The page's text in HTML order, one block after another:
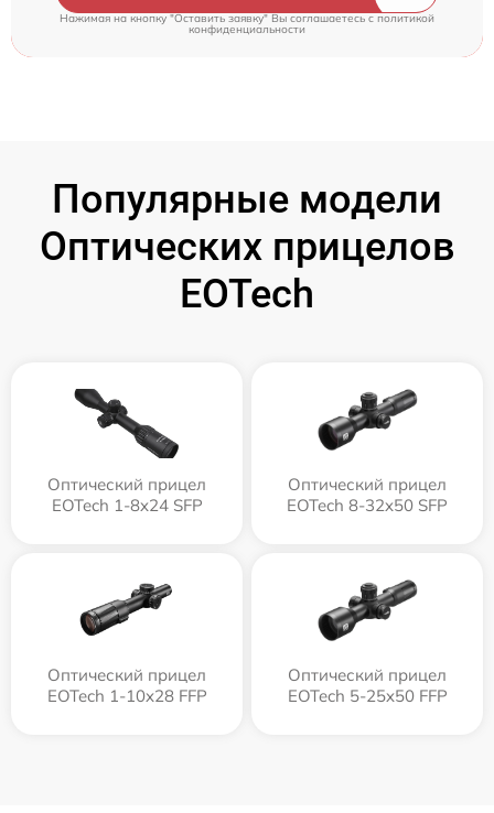
Нажимая на кнопку "Оставить заявку" Вы соглашаетесь cполитикой
конфиденциальности
Популярные модели
Оптических прицелов
EOTech
Оптический прицел
EOTech 1-8x24 SFP
Оптический прицел
EOTech 8-32x50 SFP
Оптический прицел
EOTech 1-10x28 FFP
Оптический прицел
EOTech 5-25x50 FFP